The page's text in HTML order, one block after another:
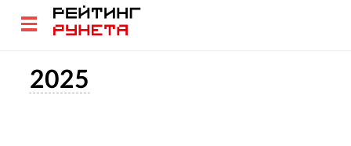
2025